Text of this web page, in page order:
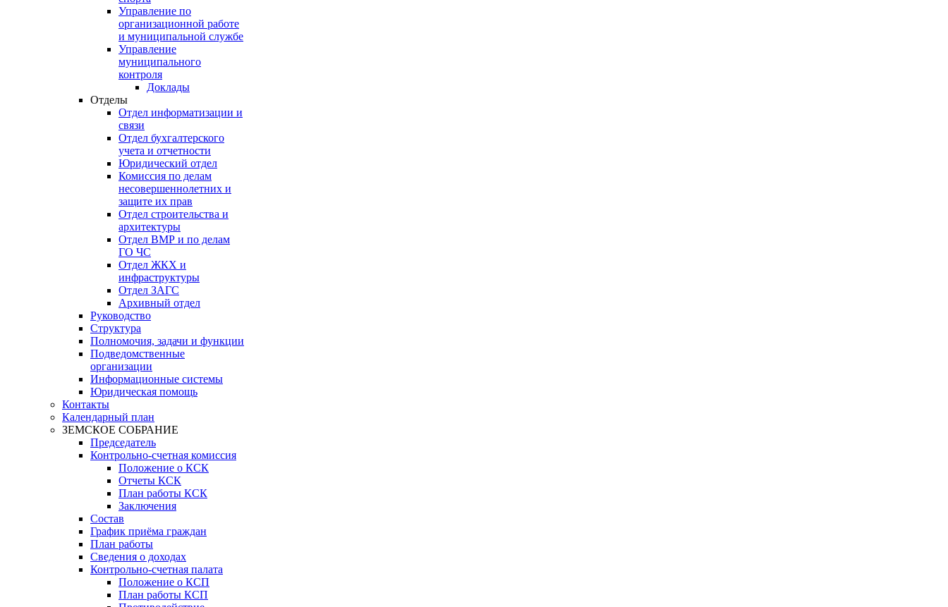
Управление по
организационной работе
и муниципальной службе
Управление
муниципального
контроля
Доклады
Отделы
Отдел информатизации и
связи
Отдел бухгалтерского
учета и отчетности
Юридический отдел
Комиссия по делам
несовершеннолетних и
защите их прав
Отдел строительства и
архитектуры
Отдел ВМР и по делам
ГО ЧС
Отдел ЖКХ и
инфраструктуры
Отдел ЗАГС
Архивный отдел
Руководство
Структура
Полномочия, задачи и функции
Подведомственные
организации
Информационные системы
Юридическая помощь
Контакты
Календарный план
ЗЕМСКОЕ СОБРАНИЕ
Председатель
Контрольно-счетная комиссия
Положение о КСК
Отчеты КСК
План работы КСК
Заключения
Состав
График приёма граждан
План работы
Сведения о доходах
Контрольно-счетная палата
Положение о КСП
План работы КСП